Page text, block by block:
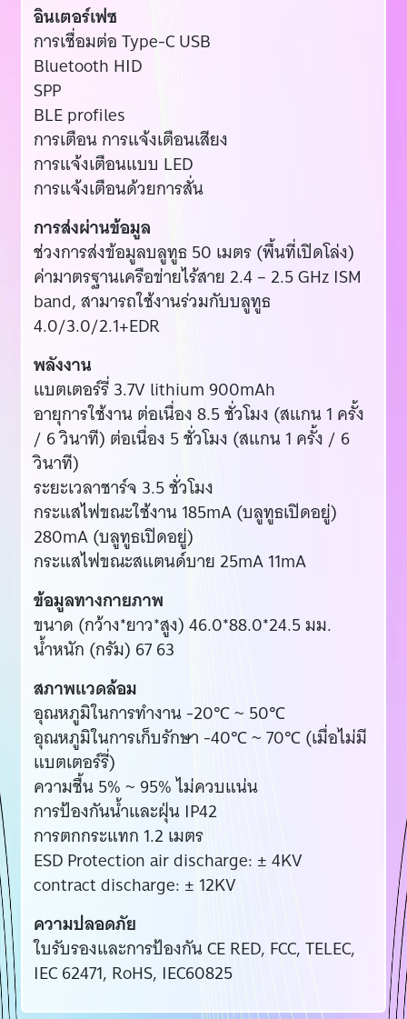
อินเตอร์เฟซ
การเชื่อมต่อ Type-C USB
Bluetooth HID
SPP
BLE profiles
การเตือน การแจ้งเตือนเสียง
การแจ้งเตือนแบบ LED
การแจ้งเตือนด้วยการสั่น
การส่งผ่านข้อมูล
ช่วงการส่งข้อมูลบลูทูธ 50 เมตร (พื้นที่เปิดโล่ง)
ค่ามาตรฐานเครือข่ายไร้สาย 2.4 – 2.5 GHz ISM
band, สามารถใช้งานร่วมกับบลูทูธ
4.0/3.0/2.1+EDR
พลังงาน
แบตเตอร์รี่ 3.7V lithium 900mAh
อายุการใช้งาน ต่อเนื่อง 8.5 ชั่วโมง (สแกน 1 ครั้ง
/ 6 วินาที) ต่อเนื่อง 5 ชั่วโมง (สแกน 1 ครั้ง / 6
วินาที)
ระยะเวลาชาร์จ 3.5 ชั่วโมง
กระแสไฟขณะใช้งาน 185mA (บลูทูธเปิดอยู่)
280mA (บลูทูธเปิดอยู่)
กระแสไฟขณะสแตนด์บาย 25mA 11mA
ข้อมูลทางกายภาพ
ขนาด (กว้าง*ยาว*สูง) 46.0*88.0*24.5 มม.
น้ำหนัก (กรัม) 67 63
สภาพแวดล้อม
อุณหภูมิในการทำงาน -20℃ ~ 50℃
อุณหภูมิในการเก็บรักษา -40℃ ~ 70℃ (เมื่อไม่มี
แบตเตอร์รี่)
ความชื้น 5% ~ 95% ไม่ควบแน่น
การป้องกันน้ำและฝุ่น IP42
การตกกระแทก 1.2 เมตร
ESD Protection air discharge: ± 4KV
contract discharge: ± 12KV
ความปลอดภัย
ใบรับรองและการป้องกัน CE RED, FCC, TELEC,
IEC 62471, RoHS, IEC60825